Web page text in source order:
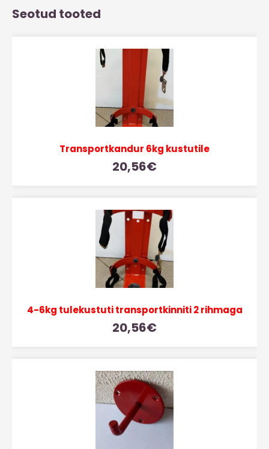
Seotud tooted
Transportkandur 6kg kustutile
20,56€
4-6kg tulekustuti transportkinniti 2 rihmaga
20,56€